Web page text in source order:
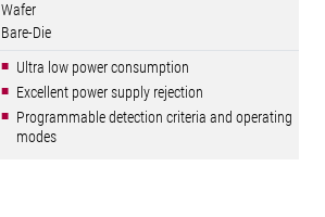
Wafer
Bare-Die
Ultra low power consumption
Excellent power supply rejection
Programmable detection criteria and operating
modes